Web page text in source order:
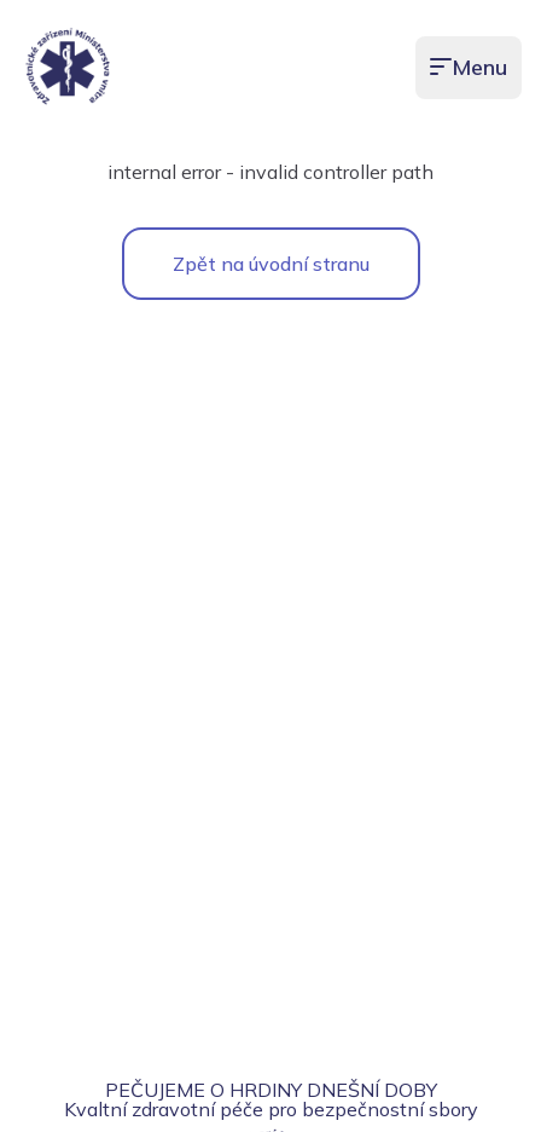
Otevřít
Menu
internal error - invalid controller path
Zpět na úvodní stranu
PEČUJEME O HRDINY DNEŠNÍ DOBY
Kvaltní zdravotní péče pro bezpečnostní sbory